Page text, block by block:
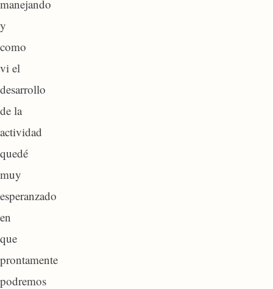
manejando
y
como
vi el
desarrollo
de la
actividad
quedé
muy
esperanzado
en
que
prontamente
podremos